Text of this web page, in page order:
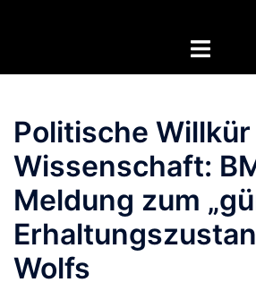
Menü
Politische
Wissenschaft:
Meldung zum
Wolfs